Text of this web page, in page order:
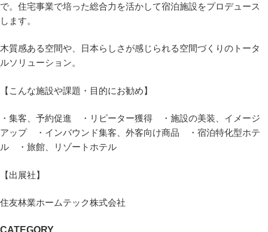
で。住宅事業で培った総合力を活かして宿泊施設をプロデュース
します。
木質感ある空間や、日本らしさが感じられる空間づくりのトータ
ルソリューション。
【こんな施設や課題・目的にお勧め】
・集客、予約促進 ・リピーター獲得 ・施設の美装、イメージ
アップ ・インバウンド集客、外客向け商品 ・宿泊特化型ホテ
ル ・旅館、リゾートホテル
【出展社】
住友林業ホームテック株式会社
CATEGORY